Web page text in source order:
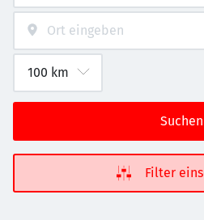
Suchen
Filter